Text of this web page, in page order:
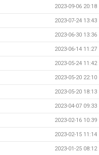
2023-09-06 20:18
2023-07-24 13:43
2023-06-30 13:36
2023-06-14 11:27
2023-05-24 11:42
2023-05-20 22:10
2023-05-20 18:13
2023-04-07 09:33
2023-02-16 10:39
2023-02-15 11:14
2023-01-25 08:12